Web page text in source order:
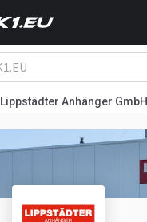
Lippstädter Anhänger GmbH